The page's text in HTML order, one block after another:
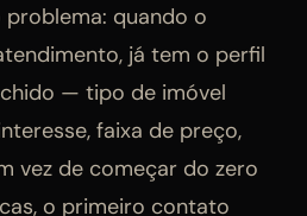
quando o
já tem o perfil
— tipo de imóvel
faixa de preço,
vez de começar do zero
o primeiro contato